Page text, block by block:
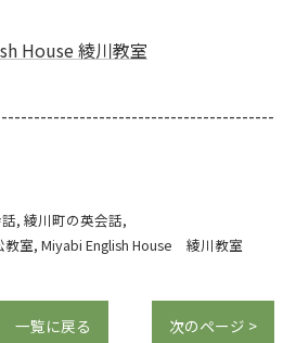
House 綾川教室
綾川町の英会話
室 Miyabi English House 綾川教室
一覧に戻る 次のページ >